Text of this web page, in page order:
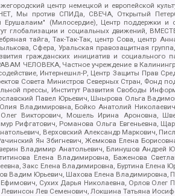
центр немецкой и европейской
Мы против СПИДа, СВЕЧА, Открытый
Ерушалаим" (Милосердие), Центр поддержки
глобализации и социальных движений,
тайга, Так-Так-Так, центр Сова, центр
Сфера, Уральская правозащитная
гражданских инициатив и социального
ЧЕЛОВЕКА, Частное учреждение в
Интернешнл-Р, Центр Защиты Прав
Совета Министров Северных Стран, Фонд
прессы, Институт Развития Свободы
Павел Юрьевич, Шнырова Ольга
Владимировна, Бойко Анатолий
Викторович, Мошель Ирина Ароновна,
Рифгатович, Романова Ольга Евгеньевна,
Верховский Александр Маркович,
Ян Збигневич, Жемкова Елена
Владимир Анатольевич, Блинушов Андрей
Елена Владимировна, Баженова
Закс Елена Владимировна, Буртина
Вадим Юрьевич, Шахова Елена Владимировна,
Сухих Дарья Николаевна, Орлов Олег
Левинсон Лев Семенович, Локшина Татьяна